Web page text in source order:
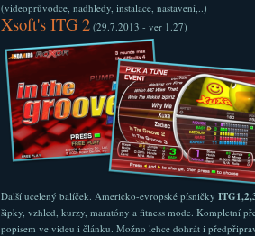
(videoprůvodce, nadhledy, instalace, nastavení,..)
Xsoft's ITG 2(29.7.2013 - ver 1.27)
Další ucelený balíček. Americko-evropské písničky
šipky, vzhled, kurzy, maratóny a fitness mode. Kompletní
popisem ve videu i článku. Možno lehce dohrát i